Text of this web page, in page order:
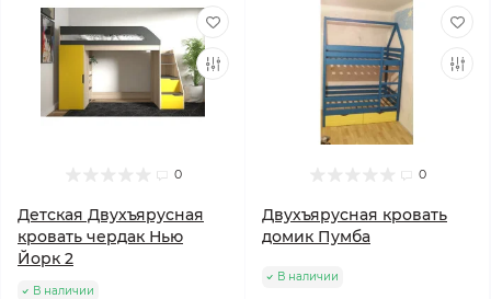
0
Детская Двухъярусная
кровать чердак Нью
Йорк 2
В наличии
0
Двухъярусная кровать
домик Пумба
В наличии